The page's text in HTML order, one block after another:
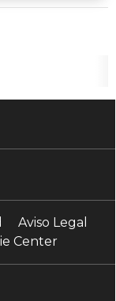
Aviso Legal
Center